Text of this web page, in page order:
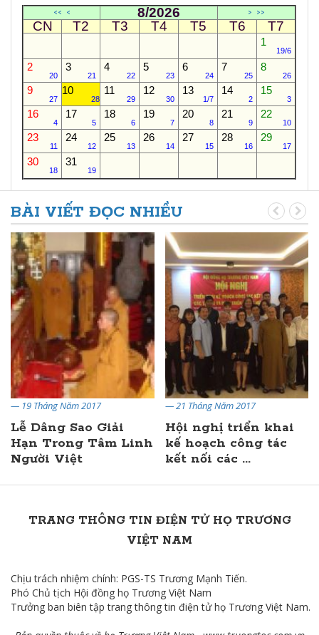
<< < 8/2026 > >>
CN T2 T3 T4 T5 T6 T7
1
19/6
2
20
3
21
4
22
5
23
6
24
7
25
8
26
9
27
10
28
11
29
12
30
13
1/7
14
2
15
3
16
4
17
5
18
6
19
7
20
8
21
9
22
10
23
11
24
12
25
13
26
14
27
15
28
16
29
17
30
18
31
19
BÀI VIẾT ĐỌC NHIỀU
— 19 Tháng Năm 2017
Lễ Dâng Sao Giải
Hạn Trong Tâm Linh
Người Việt
— 21 Tháng Năm 2017
Hội nghị triển khai
kế hoạch công tác
kết nối các ...
TRANG THÔNG TIN ĐIỆN TỬ HỌ TRƯƠNG
VIỆT NAM
Chịu trách nhiệm chính: PGS-TS Trương Mạnh Tiến.
Phó Chủ tịch Hội đồng họ Trương Việt Nam
Trưởng ban biên tập trang thông tin điện tử họ Trương Việt Nam.